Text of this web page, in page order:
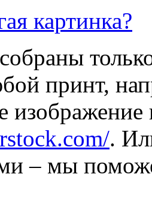
картинка?
принт,
изображение
.
– мы